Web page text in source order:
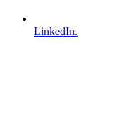
LinkedIn.